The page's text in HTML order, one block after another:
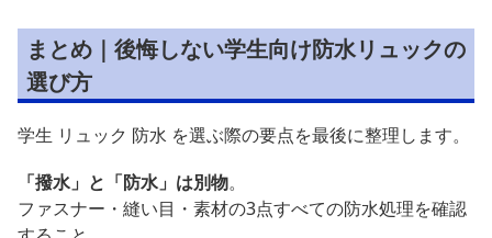
まとめ｜後悔しない学生向け防水リュックの
選び方
学生 リュック 防水 を選ぶ際の要点を最後に整理します。
「撥水」と「防水」は別物。
ファスナー・縫い目・素材の3点すべての防水処理を確認